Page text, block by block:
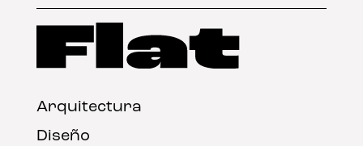
Arquitectura
Diseño